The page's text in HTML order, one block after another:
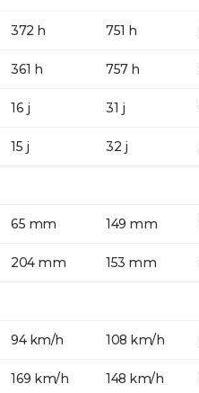
372 h 751 h
361 h 757 h
16 j 31 j
15 j 32 j
65 mm 149 mm
204 mm 153 mm
94 km/h 108 km/h
169 km/h 148 km/h